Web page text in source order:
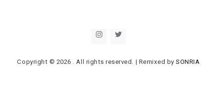
Copyright © 2026 . All rights reserved. | Remixed bySONRIA